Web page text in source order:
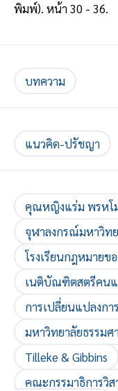
พิมพ์). หน้า 30 - 36.
บทความ
แนวคิด-ปรัชญา
คุณหญิงแร่ม พรหโ
จุฬาลงกรณ์มหาวิท
โรงเรียนกฎหมายข
เนติบัณฑิตสตรีคนแ
การเปลี่ยนแปลงกา
มหาวิทยาลัยธรรมศ
Tilleke & Gibbins
คณะกรรมาธิการวิ